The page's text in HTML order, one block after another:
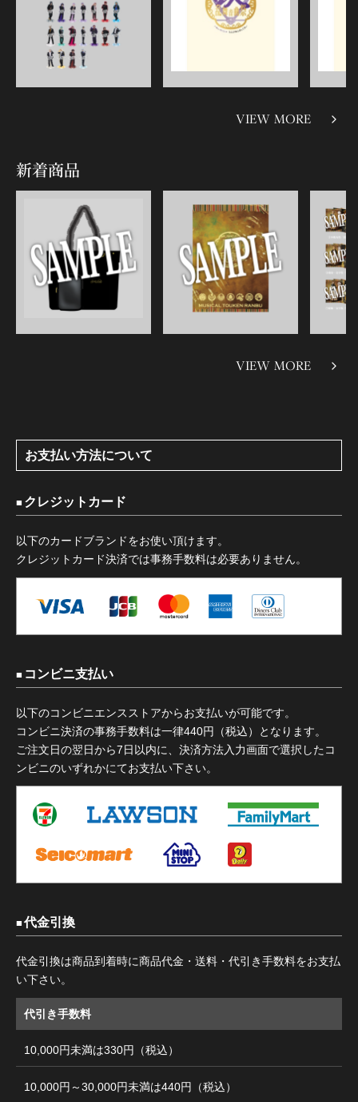
VIEW MORE
新着商品
VIEW MORE
お支払い方法について
クレジットカード
以下のカードブランドをお使い頂けます。
クレジットカード決済では事務手数料は必要ありません。
コンビニ支払い
以下のコンビニエンスストアからお支払いが可能です。
コンビニ決済の事務手数料は一律440円（税込）となります。
ご注文日の翌日から7日以内に、決済方法入力画面で選択したコ
ンビニのいずれかにてお支払い下さい。
代金引換
代金引換は商品到着時に商品代金・送料・代引き手数料をお支払
い下さい。
代引き手数料
10,000円未満は330円（税込）
10,000円～30,000円未満は440円（税込）